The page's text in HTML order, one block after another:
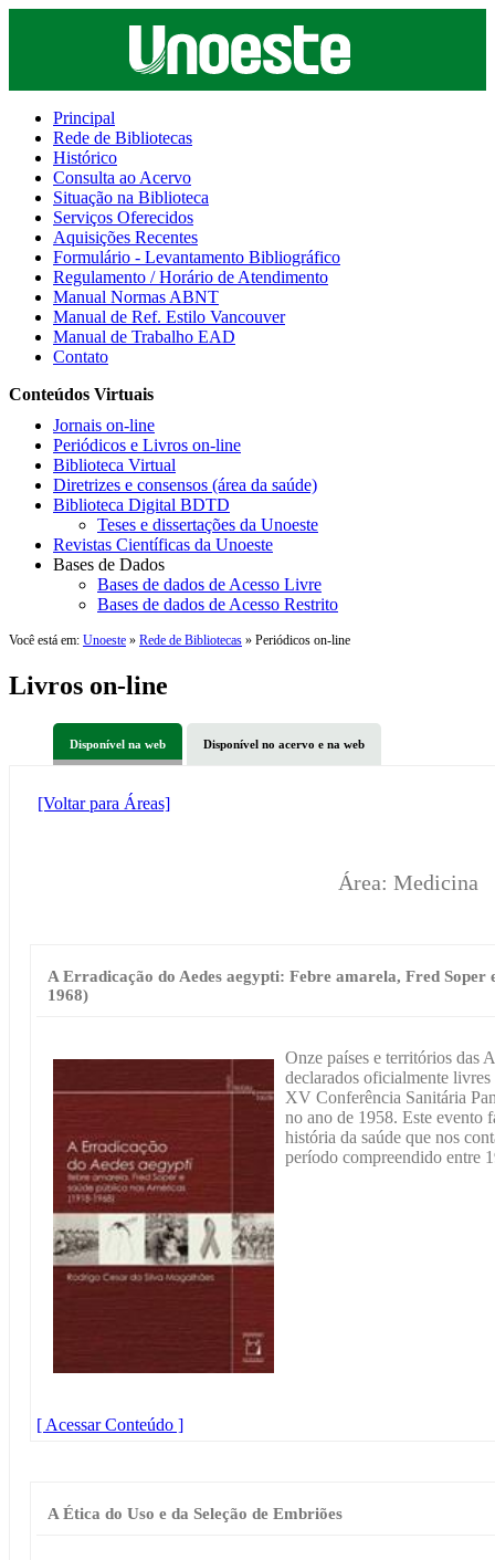
Principal
Rede de Bibliotecas
Histórico
Consulta ao Acervo
Situação na Biblioteca
Serviços Oferecidos
Aquisições Recentes
Formulário - Levantamento Bibliográfico
Regulamento / Horário de Atendimento
Manual Normas ABNT
Manual de Ref. Estilo Vancouver
Manual de Trabalho EAD
Contato
Conteúdos Virtuais
Jornais on-line
Periódicos e Livros on-line
Biblioteca Virtual
Diretrizes e consensos (área da saúde)
Biblioteca Digital BDTD
Teses e dissertações da Unoeste
Revistas Científicas da Unoeste
Bases de Dados
Bases de dados de Acesso Livre
Bases de dados de Acesso Restrito
Você está em: Unoeste » Rede de Bibliotecas » Periódicos on-line
Livros on-line
Disponível na web Disponível no acervo e na web
[Voltar para Áreas]
Área: Medicina
A Erradicação do Aedes aegypti: Febre amarela, Fred Soper
1968)
Onze países e territórios das
declarados oficialmente
XV Conferência Sanitária
no ano de 1958. Este evento
história da saúde que nos
período compreendido entre
[ Acessar Conteúdo ]
A Ética do Uso e da Seleção de Embriões